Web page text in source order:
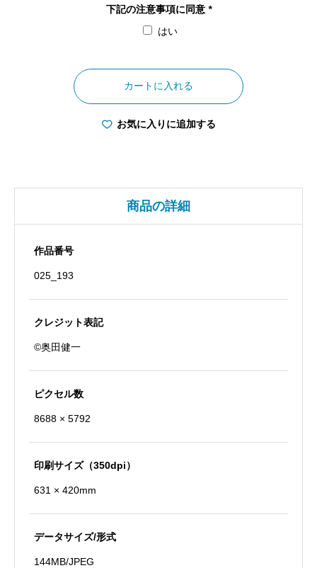
下記の注意事項に同意 *
はい
梨
県
ダ
ン
ド
カートに入れる
お気に入りに追加する
商品の詳細
作品番号
025_193
クレジット表記
©奥田健一
ピクセル数
8688 × 5792
印刷サイズ（350dpi）
631 × 420mm
データサイズ/形式
144MB/JPEG